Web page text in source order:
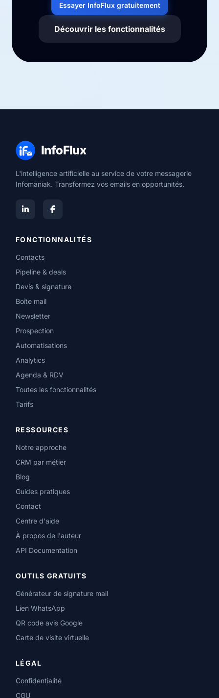
Essayer InfoFlux gratuitement
Découvrir les fonctionnalités
InfoFlux
L'intelligence artificielle au service de votre messagerie
Infomaniak. Transformez vos emails en opportunités.
FONCTIONNALITÉS
Contacts
Pipeline & deals
Devis & signature
Boîte mail
Newsletter
Prospection
Automatisations
Analytics
Agenda & RDV
Toutes les fonctionnalités
Tarifs
RESSOURCES
Notre approche
CRM par métier
Blog
Guides pratiques
Contact
Centre d'aide
À propos de l'auteur
API Documentation
OUTILS GRATUITS
Générateur de signature mail
Lien WhatsApp
QR code avis Google
Carte de visite virtuelle
LÉGAL
Confidentialité
CGU